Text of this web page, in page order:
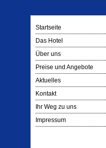
Startseite
Das Hotel
Über uns
Preise und Angebote
Aktuelles
Kontakt
Ihr Weg zu uns
Impressum